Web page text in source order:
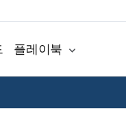
플레이북